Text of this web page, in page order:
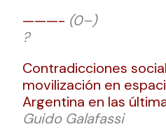
———- (0–)
?
Contradicciones
movilización en
Argentina en las
Guido Galafassi